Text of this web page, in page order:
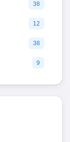
38
12
38
9